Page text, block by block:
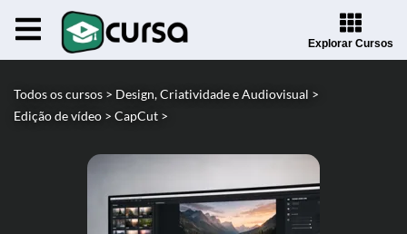
Explorar Cursos
Todos os cursos > Design, Criatividade e Audiovisual >
Edição de vídeo > CapCut >